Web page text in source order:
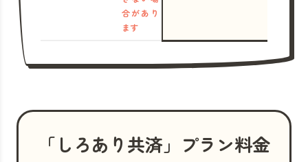
合があり
ます
「しろあり共済」プラン料金